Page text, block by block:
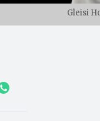
Gleisi